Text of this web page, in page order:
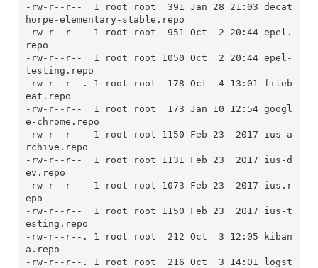
-rw-r--r--  1 root root  391 Jan 28 21:03 decat
horpe-elementary-stable.repo
-rw-r--r--  1 root root  951 Oct  2 20:44 epel.
repo
-rw-r--r--  1 root root 1050 Oct  2 20:44 epel-
testing.repo
-rw-r--r--. 1 root root  178 Oct  4 13:01 fileb
eat.repo
-rw-r--r--  1 root root  173 Jan 10 12:54 googl
e-chrome.repo
-rw-r--r--  1 root root 1150 Feb 23  2017 ius-a
rchive.repo
-rw-r--r--  1 root root 1131 Feb 23  2017 ius-d
ev.repo
-rw-r--r--  1 root root 1073 Feb 23  2017 ius.r
epo
-rw-r--r--  1 root root 1150 Feb 23  2017 ius-t
esting.repo
-rw-r--r--. 1 root root  212 Oct  3 12:05 kiban
a.repo
-rw-r--r--. 1 root root  216 Oct  3 14:01 logst